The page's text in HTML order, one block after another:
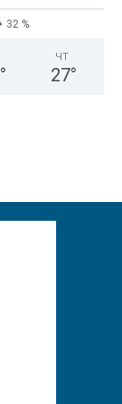
32 %
°
ЧТ
27°